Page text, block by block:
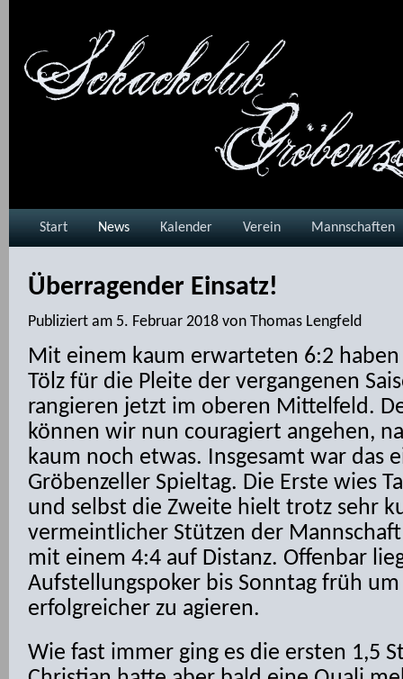
Start News Kalender Verein Mannschaften
Überragender Einsatz!
Publiziert am 5. Februar 2018 von Thomas Lengfeld
Mit einem kaum erwarteten 6:2
Tölz für die Pleite der vergangenen
rangieren jetzt im oberen Mittelfeld.
können wir nun couragiert angehen,
kaum noch etwas. Insgesamt war das
Gröbenzeller Spieltag. Die Erste wies
und selbst die Zweite hielt trotz sehr
vermeintlicher Stützen der
mit einem 4:4 auf Distanz. Offenbar
Aufstellungspoker bis Sonntag früh
erfolgreicher zu agieren.
Wie fast immer ging es die ersten 1,5